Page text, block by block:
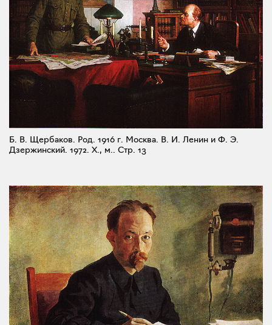
Б. В. Щербаков. Род. 1916 г. Москва. В. И. Ленин и Ф. Э.
Дзержинский. 1972. X., м.. Стр. 13